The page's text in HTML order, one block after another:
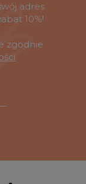
adres
10%!
zgodnie